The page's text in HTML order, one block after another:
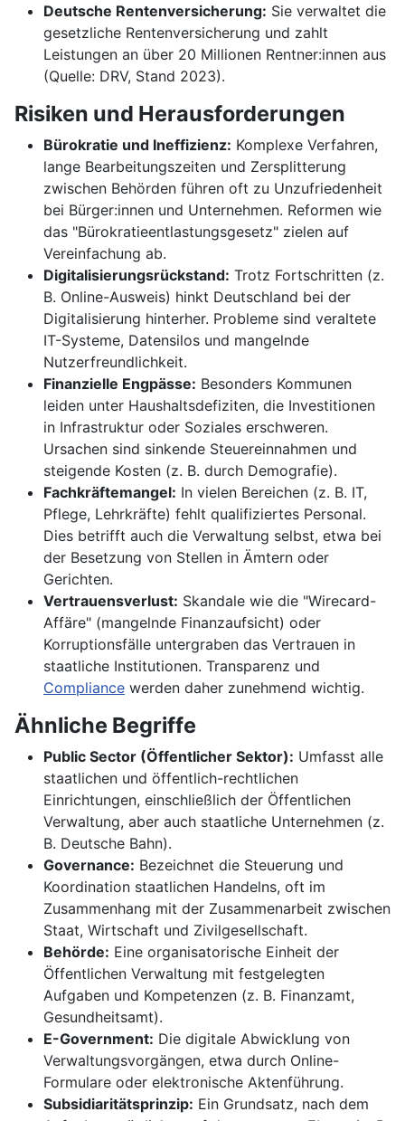
Deutsche Rentenversicherung: Sie verwaltet die
gesetzliche Rentenversicherung und zahlt
Leistungen an über 20 Millionen Rentner:innen aus
(Quelle: DRV, Stand 2023).
Risiken und Herausforderungen
Bürokratie und Ineffizienz: Komplexe Verfahren,
lange Bearbeitungszeiten und Zersplitterung
zwischen Behörden führen oft zu Unzufriedenheit
bei Bürger:innen und Unternehmen. Reformen wie
das "Bürokratieentlastungsgesetz" zielen auf
Vereinfachung ab.
Digitalisierungsrückstand: Trotz Fortschritten (z.
B. Online-Ausweis) hinkt Deutschland bei der
Digitalisierung hinterher. Probleme sind veraltete
IT-Systeme, Datensilos und mangelnde
Nutzerfreundlichkeit.
Finanzielle Engpässe: Besonders Kommunen
leiden unter Haushaltsdefiziten, die Investitionen
in Infrastruktur oder Soziales erschweren.
Ursachen sind sinkende Steuereinnahmen und
steigende Kosten (z. B. durch Demografie).
Fachkräftemangel: In vielen Bereichen (z. B. IT,
Pflege, Lehrkräfte) fehlt qualifiziertes Personal.
Dies betrifft auch die Verwaltung selbst, etwa bei
der Besetzung von Stellen in Ämtern oder
Gerichten.
Vertrauensverlust: Skandale wie die "Wirecard-
Affäre" (mangelnde Finanzaufsicht) oder
Korruptionsfälle untergraben das Vertrauen in
staatliche Institutionen. Transparenz und
Compliance werden daher zunehmend wichtig.
Ähnliche Begriffe
Public Sector (Öffentlicher Sektor): Umfasst alle
staatlichen und öffentlich-rechtlichen
Einrichtungen, einschließlich der Öffentlichen
Verwaltung, aber auch staatliche Unternehmen (z.
B. Deutsche Bahn).
Governance: Bezeichnet die Steuerung und
Koordination staatlichen Handelns, oft im
Zusammenhang mit der Zusammenarbeit zwischen
Staat, Wirtschaft und Zivilgesellschaft.
Behörde: Eine organisatorische Einheit der
Öffentlichen Verwaltung mit festgelegten
Aufgaben und Kompetenzen (z. B. Finanzamt,
Gesundheitsamt).
E-Government: Die digitale Abwicklung von
Verwaltungsvorgängen, etwa durch Online-
Formulare oder elektronische Aktenführung.
Subsidiaritätsprinzip: Ein Grundsatz, nach dem